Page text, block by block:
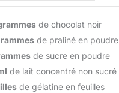
de chocolat noir
de praliné en poudre
de sucre en poudre
de lait concentré non sucré
de gélatine en feuilles